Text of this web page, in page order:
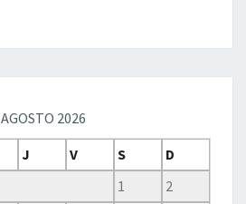
AGOSTO 2026
J V S
D
1
2